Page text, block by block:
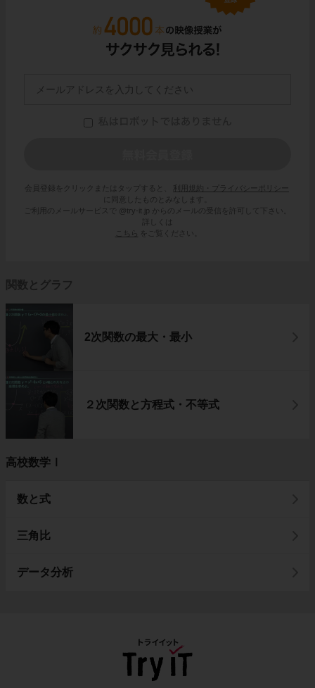
会員登録をクリックまたはタップすると、
利用規約・プライバシーポリシー
に同意したものとみなします。
ご利用のメールサービスで @try-it.jp からのメールの受信を許可して下さい。
詳しくは
こちら
をご覧ください。
関数とグラフ
2次関数の最大・最小
２次関数と方程式・不等式
高校数学Ⅰ
数と式
三角比
データ分析